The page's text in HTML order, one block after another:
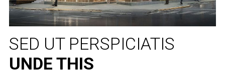
SED UT PERSPICIATIS
UNDE THIS